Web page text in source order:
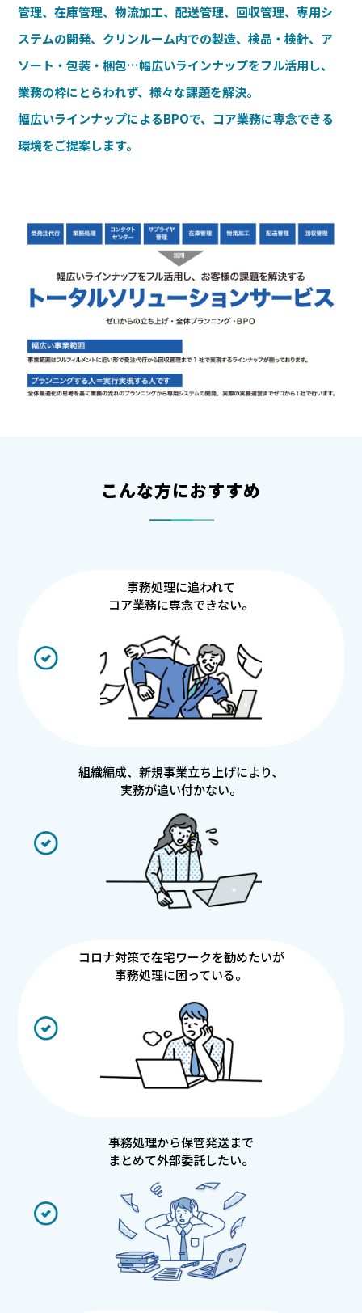
管理、在庫管理、物流加工、配送管理、回収管理、専用シ
ステムの開発、クリンルーム内での製造、検品・検針、ア
ソート・包装・梱包…幅広いラインナップをフル活用し、
業務の枠にとらわれず、様々な課題を解決。
幅広いラインナップによるBPOで、コア業務に専念できる
環境をご提案します。
こんな方におすすめ
事務処理に追われて
コア業務に専念できない。
組織編成、新規事業立ち上げにより、
実務が追い付かない。
コロナ対策で在宅ワークを勧めたいが
事務処理に困っている。
事務処理から保管発送まで
まとめて外部委託したい。